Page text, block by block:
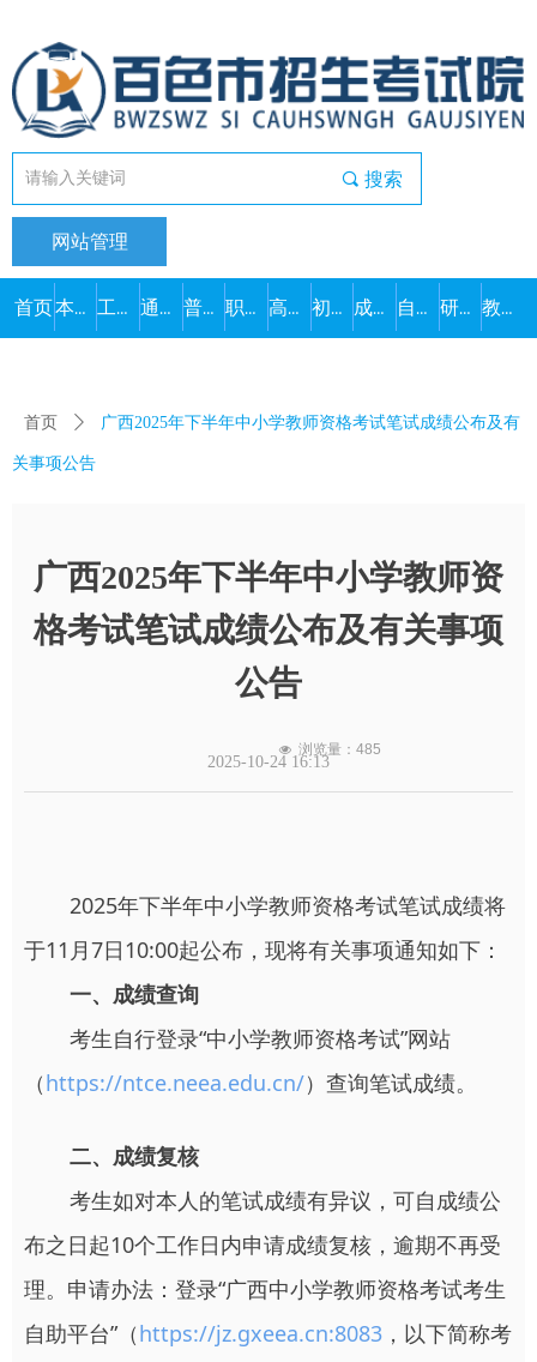
首页 本院概况 工作动态 通知公告 普通高考 职教高考 高中学考 初中学考 成人高考 自学考试 研究生考试 教师资格
끠 搜索
网站管理
首页 ꄲ 广西2025年下半年中小学教师资格考试笔试成绩公布及有
关事项公告
广西2025年下半年中小学教师资
格考试笔试成绩公布及有关事项
公告
2025-10-24 16:13
2025年下半年中小学教师资格考试笔试成绩将
于11月7日10:00起公布，现将有关事项通知如下：
一、成绩查询
考生自行登录“中小学教师资格考试”网站
（https://ntce.neea.edu.cn/）查询笔试成绩。
二、成绩复核
考生如对本人的笔试成绩有异议，可自成绩公
布之日起10个工作日内申请成绩复核，逾期不再受
理。申请办法：登录“广西中小学教师资格考试考生
自助平台”（https://jz.gxeea.cn:8083 ，以下简称考
넶 浏览量： 485